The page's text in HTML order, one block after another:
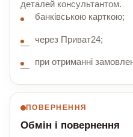
деталей консультантом.
банківською карткою;
через Приват24;
при отриманні
ПОВЕРНЕННЯ
Обмін і повернення